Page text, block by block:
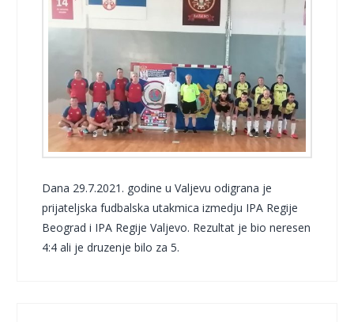
Dana 29.7.2021. godine u Valjevu odigrana je
prijateljska fudbalska utakmica izmedju IPA Regije
Beograd i IPA Regije Valjevo. Rezultat je bio neresen
4:4 ali je druzenje bilo za 5.